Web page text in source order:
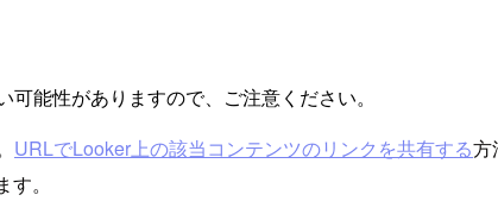
能性がありますので、ご注意ください。
URLでLooker上の該当コンテンツのリンクを共有する方
。